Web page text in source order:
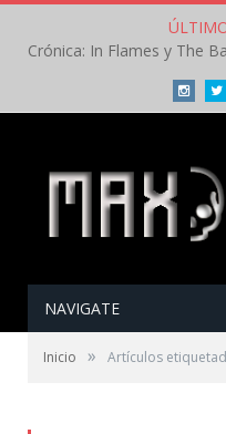
NAVIGATE
Inicio » Artículos